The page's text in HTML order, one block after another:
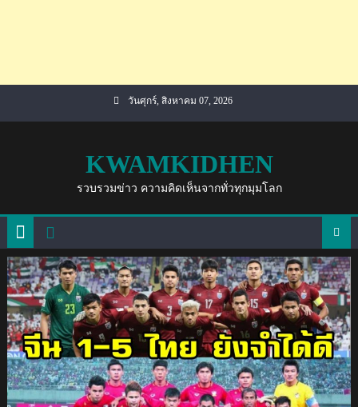
วันศุกร์, สิงหาคม 07, 2026
KWAMKIDHEN
รวบรวมข่าว ความคิดเห็นจากทั่วทุกมุมโลก